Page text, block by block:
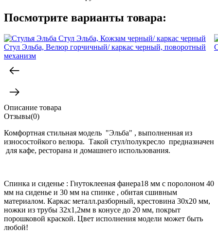
Посмотрите варианты товара:
Стул Эльба, Велюр горчичный/ каркас черный, поворотный
механизм
Описание товара
Отзывы(0)
Комфортная стильная модель "Эльба" , выполненная из
износостойкого велюра. Такой стул/полукресло предназначен
для кафе, ресторана и домашнего использования.
Спинка и сиденье : Гнутоклееная фанера18 мм с поролоном 40
мм на сиденье и 30 мм на спинке , обитая сшивным
материалом. Каркас металл.разборный, крестовина 30x20 мм,
ножки из трубы 32x1,2мм в конусе до 20 мм, покрыт
порошковой краской. Цвет исполнения модели может быть
любой!